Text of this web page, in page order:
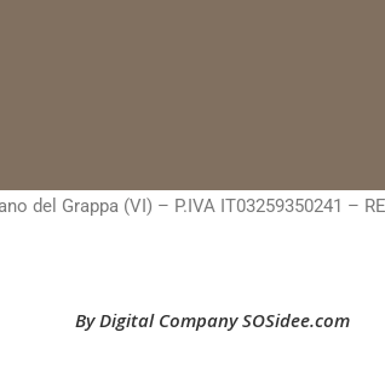
del Grappa (VI) – P.IVA IT03259350241 –
By Digital Company SOSidee.com